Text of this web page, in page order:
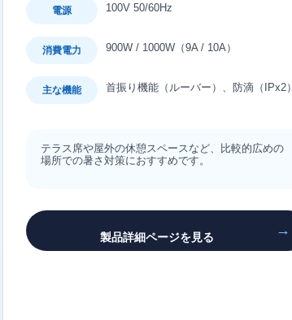
電源 100V 50/60Hz
消費電力 900W / 1000W（9A / 10A）
主な機能 首振り機能（ルーバー）、防滴（IPx2）
テラス席や屋外の休憩スペースなど、比較的広めの
場所での暑さ対策におすすめです。
製品詳細ページを見る